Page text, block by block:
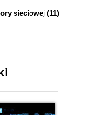
sieciowej (11)
(17)
Windows